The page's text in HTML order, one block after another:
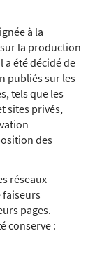
à la
sur la production
été décidé de
publiés sur les
tels que les
sites privés,
des
réseaux
faiseurs
pages.
conserve :